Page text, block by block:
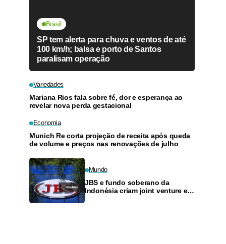
Brasil
SP tem alerta para chuva e ventos de até
100 km/h; balsa e porto de Santos
paralisam operação
Variedades
Mariana Rios fala sobre fé, dor e esperança ao
revelar nova perda gestacional
Economia
Munich Re corta projeção de receita após queda
de volume e preços nas renovações de julho
Mundo
JBS e fundo soberano da
Indonésia criam joint venture e